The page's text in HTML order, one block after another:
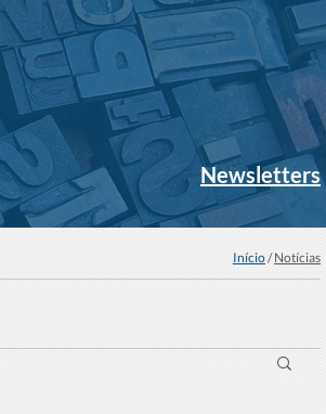
Newsletters
Início/Notícias